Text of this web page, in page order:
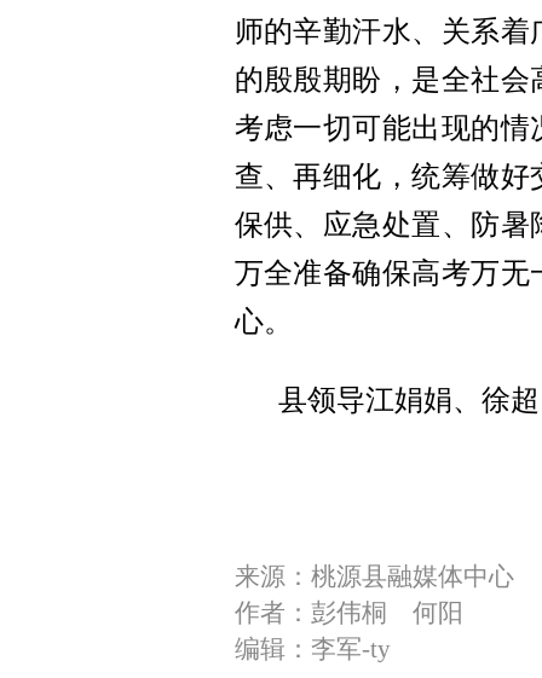
师的辛勤汗水、关系
的殷殷期盼，是全社
考虑一切可能出现的
查、再细化，统筹做
保供、应急处置、防
万全准备确保高考万
心。
县领导江娟娟、徐
来源：桃源县融媒体中心
作者：彭伟桐 何阳
编辑：李军-ty